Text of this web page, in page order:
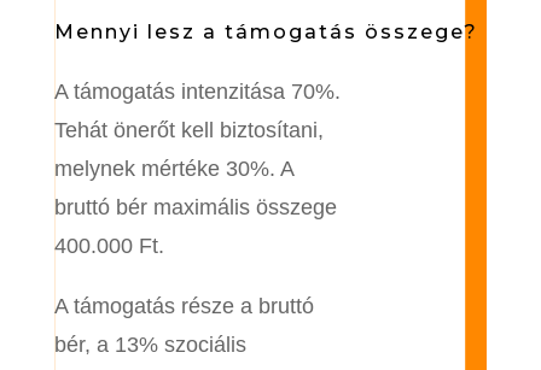
Mennyi lesz a támogatás összege?
A támogatás intenzitása 70%.
Tehát önerőt kell biztosítani,
melynek mértéke 30%. A
bruttó bér maximális összege
400.000 Ft.
A támogatás része a bruttó
bér, a 13% szociális